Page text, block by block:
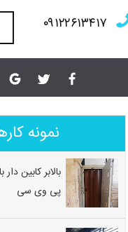
۰۹۱۲۲۶۱۳۴۱۷
نمونه
بالابر کابین
پی وی سی